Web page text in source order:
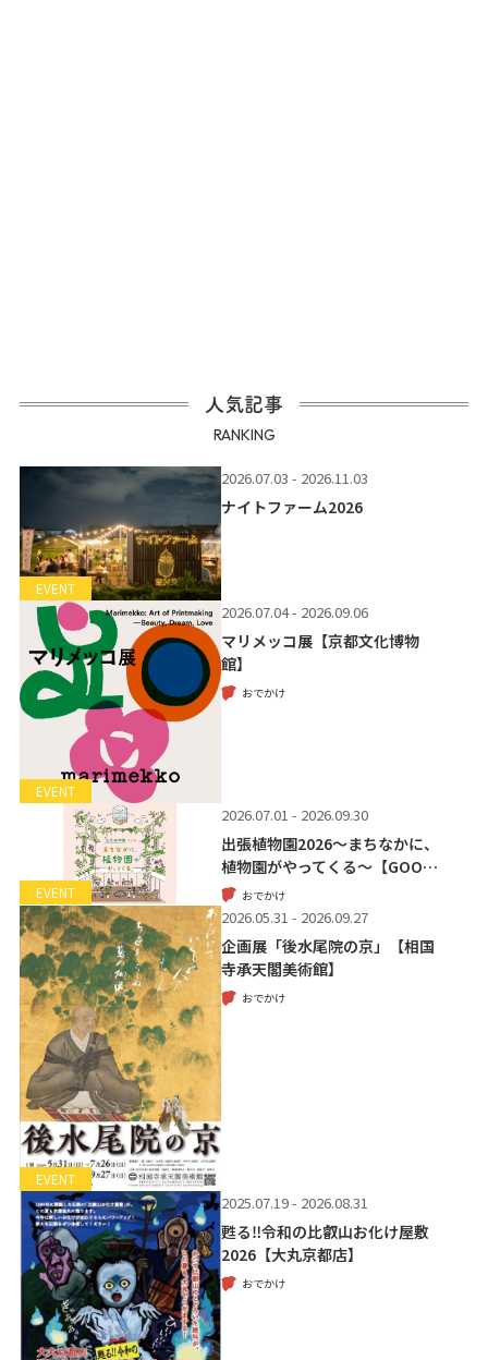
人気記事
RANKING
EVENT
2026.07.03 - 2026.11.03
ナイトファーム2026
EVENT
2026.07.04 - 2026.09.06
マリメッコ展【京都文化博物
館】
おでかけ
EVENT
2026.07.01 - 2026.09.30
出張植物園2026～まちなかに、
植物園がやってくる～【GOO…
おでかけ
EVENT
2026.05.31 - 2026.09.27
企画展「後水尾院の京」【相国
寺承天閣美術館】
おでかけ
2025.07.19 - 2026.08.31
甦る‼令和の比叡山お化け屋敷
2026【大丸京都店】
おでかけ